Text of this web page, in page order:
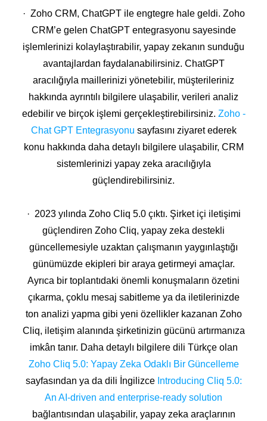
· Zoho CRM, ChatGPT ile engtegre hale geldi. Zoho
CRM’e gelen ChatGPT entegrasyonu sayesinde
işlemlerinizi kolaylaştırabilir, yapay zekanın sunduğu
avantajlardan faydalanabilirsiniz. ChatGPT
aracılığıyla maillerinizi yönetebilir, müşterileriniz
hakkında ayrıntılı bilgilere ulaşabilir, verileri analiz
edebilir ve birçok işlemi gerçekleştirebilirsiniz. Zoho -
Chat GPT Entegrasyonu sayfasını ziyaret ederek
konu hakkında daha detaylı bilgilere ulaşabilir, CRM
sistemlerinizi yapay zeka aracılığıyla
güçlendirebilirsiniz.
· 2023 yılında Zoho Cliq 5.0 çıktı. Şirket içi iletişimi
güçlendiren Zoho Cliq, yapay zeka destekli
güncellemesiyle uzaktan çalışmanın yaygınlaştığı
günümüzde ekipleri bir araya getirmeyi amaçlar.
Ayrıca bir toplantıdaki önemli konuşmaların özetini
çıkarma, çoklu mesaj sabitleme ya da iletilerinizde
ton analizi yapma gibi yeni özellikler kazanan Zoho
Cliq, iletişim alanında şirketinizin gücünü artırmanıza
imkân tanır. Daha detaylı bilgilere dili Türkçe olan
Zoho Cliq 5.0: Yapay Zeka Odaklı Bir Güncelleme
sayfasından ya da dili İngilizce Introducing Cliq 5.0:
An AI-driven and enterprise-ready solution
bağlantısından ulaşabilir, yapay zeka araçlarının